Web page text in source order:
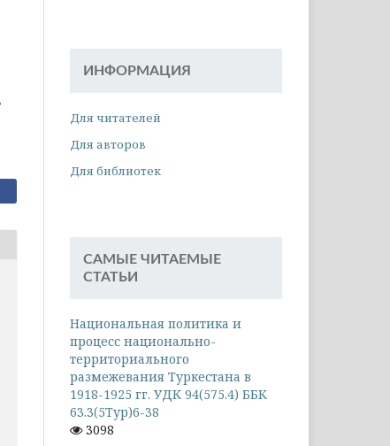
ИНФОРМАЦИЯ
Для читателей
Для авторов
Для библиотек
САМЫЕ ЧИТАЕМЫЕ
СТАТЬИ
Национальная политика и
процесс национально-
территориального
размежевания Туркестана в
1918-1925 гг. УДК 94(575.4) ББК
63.3(5Тур)6-38
3098